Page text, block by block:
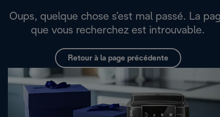
Oups, quelque chose s’est mal passé. La
que vous recherchez est introuvable.
Retour à la page précédente